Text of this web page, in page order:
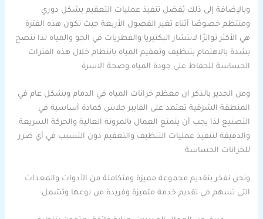
وبالإضافة إلى ذلك يُفضل تنفيذ عمليات التعقيم بشكل دوري
ومنتظم خصوصًا أثناء تغير الفصول الأربعة حيث تكون هذه الفترة
هي الأكثر تواترًا لانتشار البكتيريا والفطريات في الجو والمياه لذا ننصح
بشدة بالاهتمام بتنظيف وتعقيم المياه بانتظام خلال هذه الفترات
الحساسة للحفاظ على جودة المياه وصحة الاسرة
ومن الجدير بالذكر ان معظم خزانات المياه في الدمام وبشكل عام في
المنطقة الشرقية تعتمد على الفايبر جلاس كمادة أساسية في
التصنيع لذا يجب أن يتمتع العمال بالمرونة العالية والحركة السريعة
والدقيقة لتنفيذ عمليات التنظيف والتعقيم دون التسبب في أي ضرر
للخزانات الحساسة
ونحن نفخر بتقديم مجموعة مميزة ومتكاملة من الأدوات والمعدات
التي تسهم في تقديم خدمة متميزة وفريدة من نوعها وتشمل: